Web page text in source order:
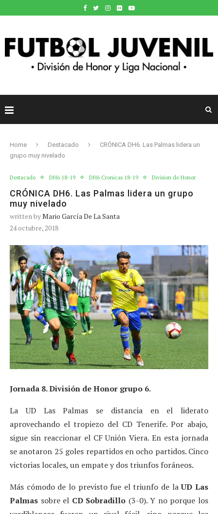
Home Destacado
CRÓNICA DH6. Las Palmas lidera un
grupo muy nivelado
Destacado DH6 18-19 DH6 Cronicas 18-19 Division de Honor
CRÓNICA DH6. Las Palmas lidera un grupo
muy nivelado
written byMario García De La Santa
24 octubre, 2018
Jornada 8. División de Honor grupo 6.
La UD Las Palmas se distancia en el liderato
aprovechando el tropiezo del CD Tenerife. Por abajo,
sigue sin reaccionar el CF Unión Viera. En esta jornada
se anotaron 25 goles repartidos en ocho partidos. Cinco
victorias locales, un empate y dos triunfos foráneos.
Más cómodo de lo previsto fue el triunfo de laUD Las
Palmas sobre el CD Sobradillo (3-0). Y no porque los